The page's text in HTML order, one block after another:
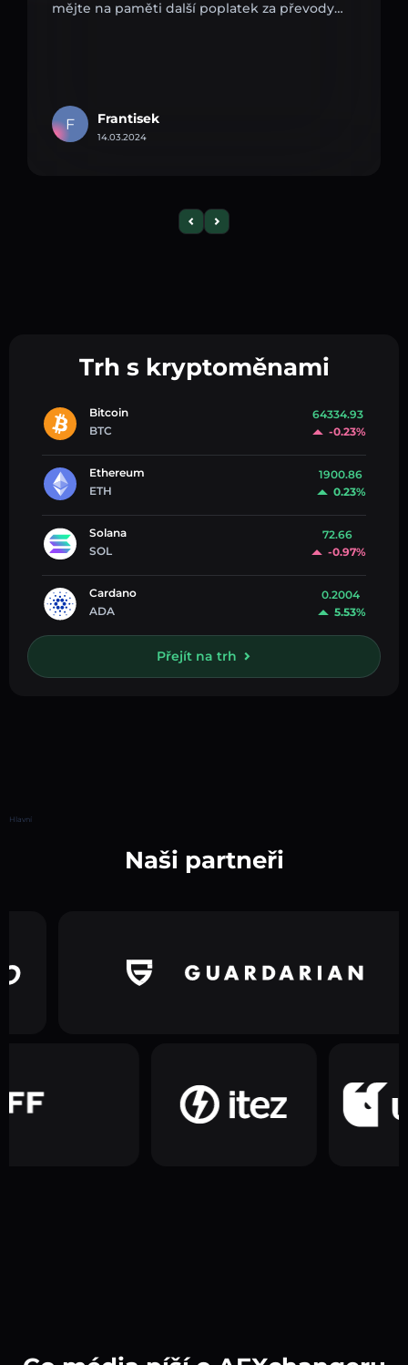
mějte na paměti další poplatek za převody…
F Frantisek
14.03.2024
Trh s kryptoměnami
Bitcoin
BTC
64334.93
-0.23%
Ethereum
ETH
1900.86
0.23%
Solana
SOL
72.66
-0.97%
Cardano
ADA
0.2004
5.53%
Přejít na trh
Hlavní
Naši partneři